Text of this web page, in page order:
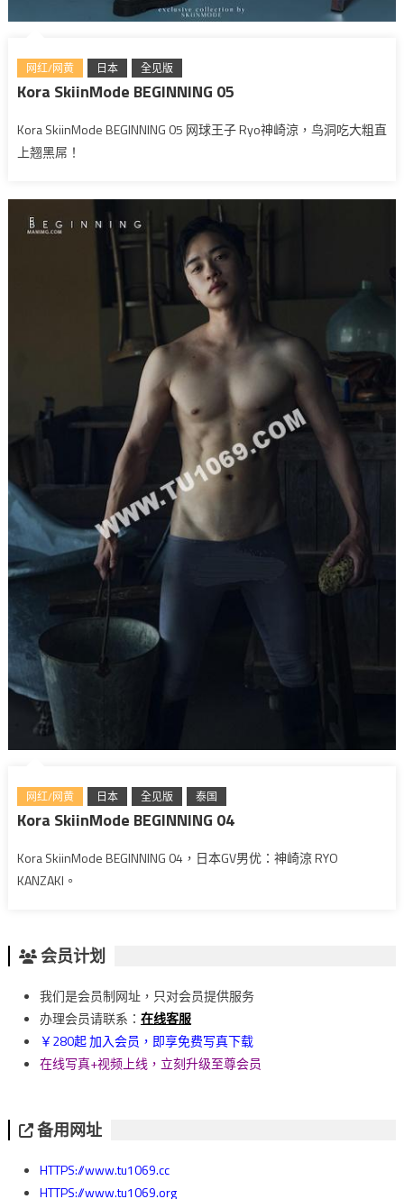
网红/网黄 日本 全见版
Kora SkiinMode BEGINNING 05
Kora SkiinMode BEGINNING 05 网球王子 Ryo神崎涼，鸟洞吃大粗直
上翘黑屌！
网红/网黄 日本 全见版 泰国
Kora SkiinMode BEGINNING 04
Kora SkiinMode BEGINNING 04，日本GV男优：神崎涼 RYO
KANZAKI。
会员计划
我们是会员制网址，只对会员提供服务
办理会员请联系： 在线客服
￥280起 加入会员，即享免费写真下载
在线写真+视频上线，立刻升级至尊会员
备用网址
HTTPS://www.tu1069.cc
HTTPS://www.tu1069.org